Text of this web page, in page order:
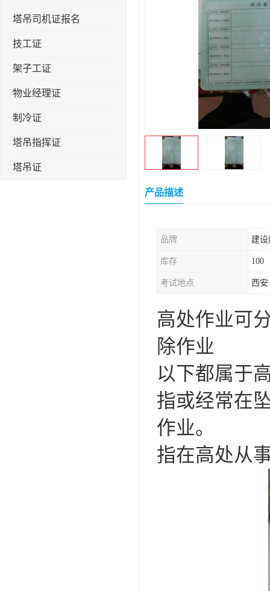
塔吊司机证报名
技工证
架子工证
物业经理证
制冷证
塔吊指挥证
塔吊证
产品描述
品牌 建设
库存 100
考试地点 西安
高处作业可
除作业
以下都属于
指或经常在
作业。
指在高处从